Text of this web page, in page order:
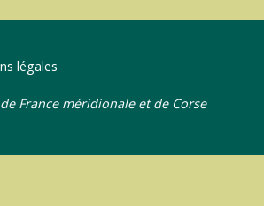
légales
France méridionale et de Corse